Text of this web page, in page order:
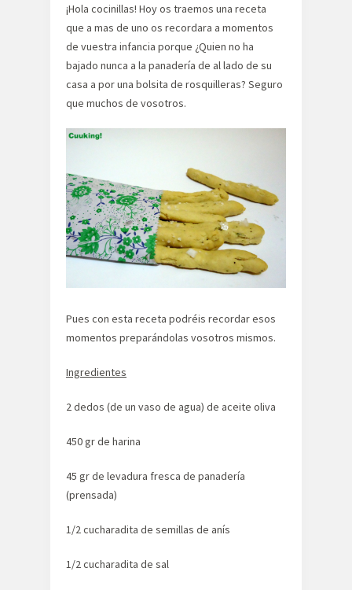
¡Hola cocinillas! Hoy os traemos una receta
que a mas de uno os recordara a momentos
de vuestra infancia porque ¿Quien no ha
bajado nunca a la panadería de al lado de su
casa a por una bolsita de rosquilleras? Seguro
que muchos de vosotros.
Pues con esta receta podréis recordar esos
momentos preparándolas vosotros mismos.
Ingredientes
2 dedos (de un vaso de agua) de aceite oliva
450 gr de harina
45 gr de levadura fresca de panadería
(prensada)
1/2 cucharadita de semillas de anís
1/2 cucharadita de sal